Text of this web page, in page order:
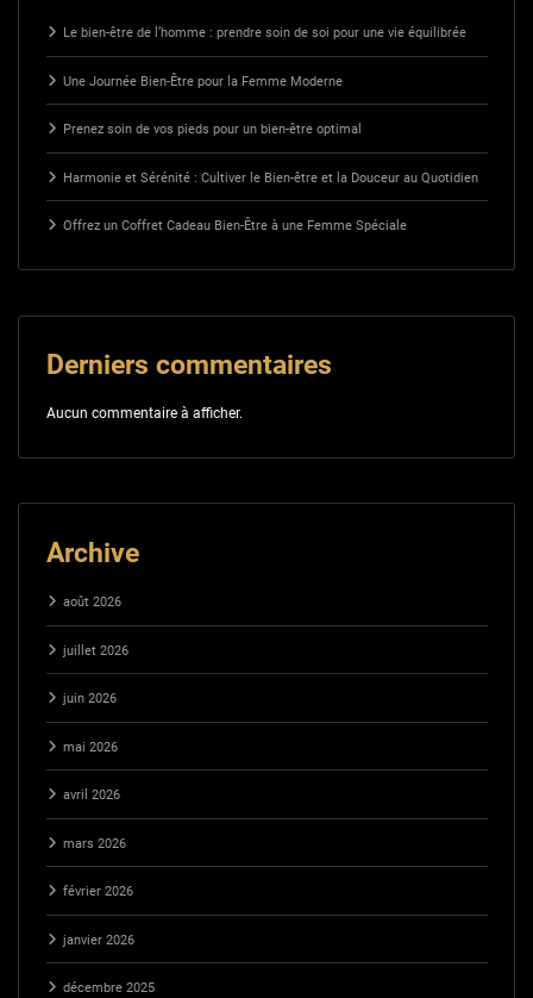
Le bien-être de l’homme : prendre soin de soi pour une vie équilibrée
Une Journée Bien-Être pour la Femme Moderne
Prenez soin de vos pieds pour un bien-être optimal
Harmonie et Sérénité : Cultiver le Bien-être et la Douceur au Quotidien
Offrez un Coffret Cadeau Bien-Être à une Femme Spéciale
Derniers commentaires
Aucun commentaire à afficher.
Archive
août 2026
juillet 2026
juin 2026
mai 2026
avril 2026
mars 2026
février 2026
janvier 2026
décembre 2025